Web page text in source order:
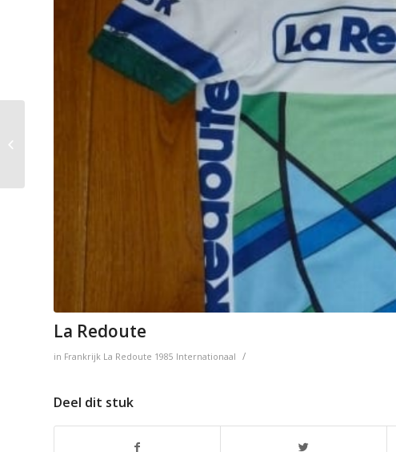
La Redoute
in Frankrijk La Redoute 1985 Internationaal /
Deel dit stuk